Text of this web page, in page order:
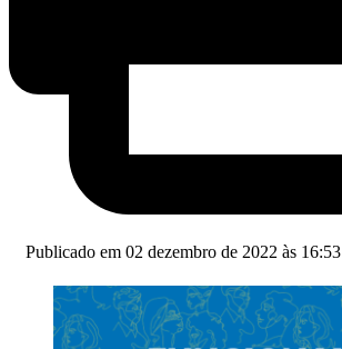
Publicado em 02 dezembro de 2022 às 16:53